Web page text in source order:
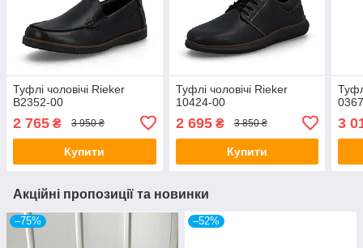
Туфлі чоловічі Rieker
B2352-00
2 765 ₴ 3 950 ₴
Купити
Туфлі чоловічі Rieker
10424-00
2 695₴ 3 850 ₴
Купити
3
Акційні пропозиції та новинки
–75% –52%